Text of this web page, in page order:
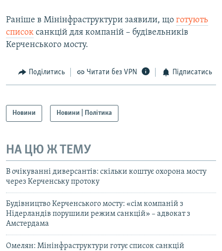
Раніше в Мінінфраструктури заявили, що готують
список санкцій для компаній – будівельників
Керченського мосту.
Поділитись Читати без VPN Підписатись
Новини Новини | Політика
НА ЦЮ Ж ТЕМУ
В очікуванні диверсантів: скільки коштує охорона мосту
через Керченську протоку
Будівництво Керченського мосту: «сім компаній з
Нідерландів порушили режим санкцій» – адвокат з
Амстердама
Омелян: Мінінфраструктури готує список санкцій